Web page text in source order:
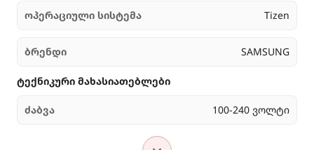
ოპერაციული სისტემა Tizen
ბრენდი SAMSUNG
ტექნიკური მახასიათებლები
ძაბვა 100-240 ვოლტი